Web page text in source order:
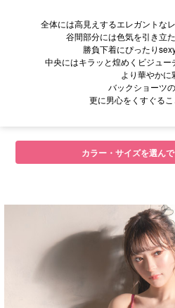
全体には高見えするエレガントな
谷間部分には色気を引き立
勝負下着にぴったり
中央にはキラッと煌めくビジュー
より華やかに
バックショーツ
更に男心をくすぐる
カラー・サイズを選ん